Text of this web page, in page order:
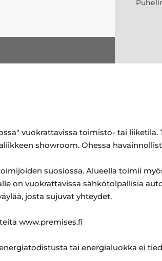
vuokrattavissa toimisto- tai
showroom. Ohessa
suosiossa. Alueella toimii
on vuokrattavissa sähkötolpallisia
josta sujuvat yhteydet.
www.premises.fi
tai energialuokka ei